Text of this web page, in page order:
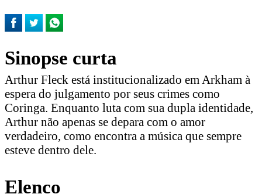
Sinopse curta
Arthur Fleck está institucionalizado em Arkham à
espera do julgamento por seus crimes como
Coringa. Enquanto luta com sua dupla identidade,
Arthur não apenas se depara com o amor
verdadeiro, como encontra a música que sempre
esteve dentro dele.
Elenco